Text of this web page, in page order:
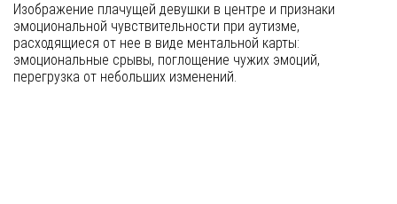
Изображение плачущей девушки в центре и признаки
эмоциональной чувствительности при аутизме,
расходящиеся от нее в виде ментальной карты:
эмоциональные срывы, поглощение чужих эмоций,
перегрузка от небольших изменений.